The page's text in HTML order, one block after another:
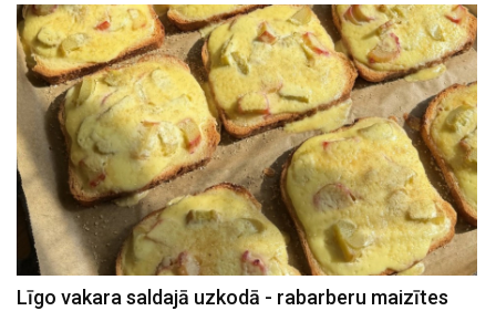
Līgo vakara saldajā uzkodā - rabarberu maizītes